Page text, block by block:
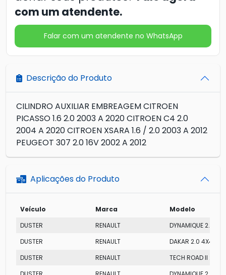
com um atendente.
Falar com um atendente no WhatsApp
Descrição do Produto
CILINDRO AUXILIAR EMBREAGEM CITROEN
PICASSO 1.6 2.0 2003 A 2020 CITROEN C4 2.0
2004 A 2020 CITROEN XSARA 1.6 / 2.0 2003 A 2012
PEUGEOT 307 2.0 16V 2002 A 2012
Aplicações do Produto
Veículo Marca
Modelo
DUSTER
RENAULT
DYNAMIQUE 2.0
DUSTER
RENAULT
DAKAR 2.0 4X4
DUSTER
RENAULT
TECH ROAD II 2.0